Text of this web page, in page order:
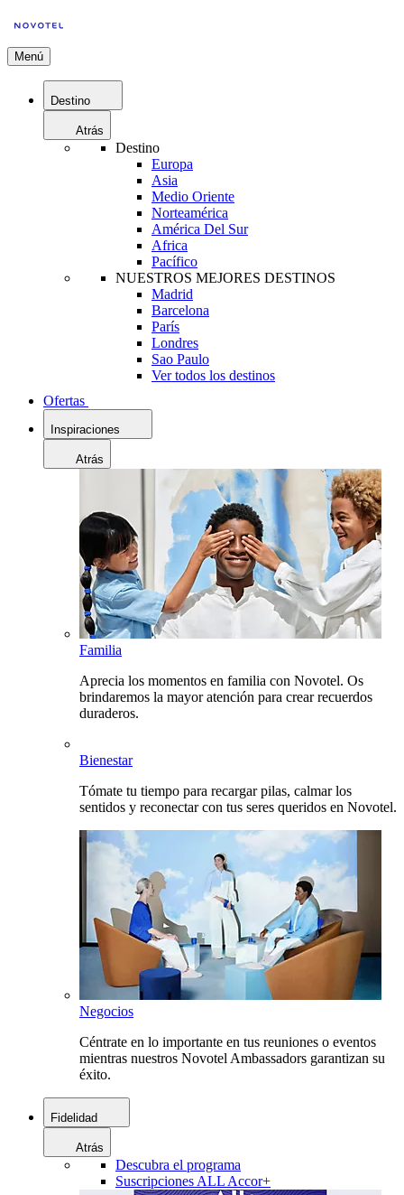
Menú
Destino
Atrás
Destino
Europa
Asia
Medio Oriente
Norteamérica
América Del Sur
Africa
Pacífico
NUESTROS MEJORES DESTINOS
Madrid
Barcelona
París
Londres
Sao Paulo
Ver todos los destinos
Ofertas
Inspiraciones
Atrás
Familia
Aprecia los momentos en familia con Novotel. Os
brindaremos la mayor atención para crear recuerdos
duraderos.
Bienestar
Tómate tu tiempo para recargar pilas, calmar los
sentidos y reconectar con tus seres queridos en Novotel.
Negocios
Céntrate en lo importante en tus reuniones o eventos
mientras nuestros Novotel Ambassadors garantizan su
éxito.
Fidelidad
Atrás
Descubra el programa
Suscripciones ALL Accor+